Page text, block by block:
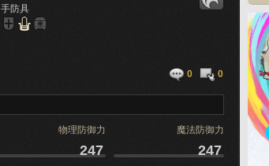
手防具
0 0
物理防御力 魔法防御力
247 247